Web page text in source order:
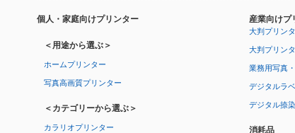
個人・家庭向けプリンター
＜用途から選ぶ＞
ホームプリンター
写真高画質プリンター
＜カテゴリーから選ぶ＞
カラリオプリンター
産業向けプ
大判プリン
大判プリン
業務用写真
デジタルラ
デジタル捺
消耗品